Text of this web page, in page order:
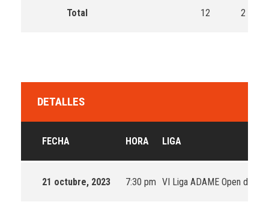
Total 12 2
DETALLES
FECHA HORA LIGA
21 octubre, 2023 7:30 pm VI Liga ADAME Open de